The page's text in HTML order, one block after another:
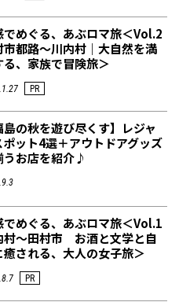
他
でめぐる、あぶロマ旅＜Vol.2
市都路～川内村｜大自然を満
る、家族で冒険旅＞
PR
島の秋を遊び尽くす】レジャ
ポット4選＋アウトドアグッズ
うお店を紹介♪
でめぐる、あぶロマ旅＜Vol.1
村〜田村市 お酒と文学と自
癒される、大人の女子旅＞
PR